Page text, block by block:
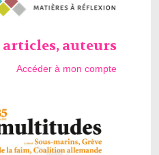
articles, auteurs
Accéder à mon compte